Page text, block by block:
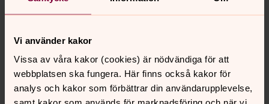
Vi använder kakor
Vissa av våra kakor (cookies) är nödvändiga för att
webbplatsen ska fungera. Här finns också kakor för
analys och kakor som förbättrar din användarupplevelse,
innehåll?
spanga-kista.forsamling@svenskakyrkan.se
Dela